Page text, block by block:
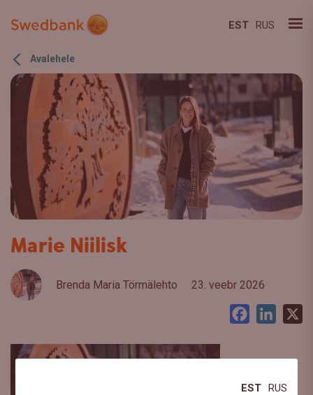
EST RUS
EST RUS
Avalehele
Marie Niilisk
Brenda Maria Törmälehto 23. veebr 2026
Facebook